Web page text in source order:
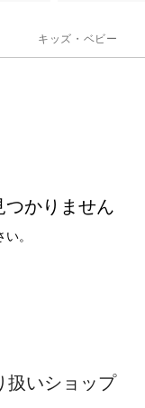
キッズ・ベビー
かりません
。
扱いショップ